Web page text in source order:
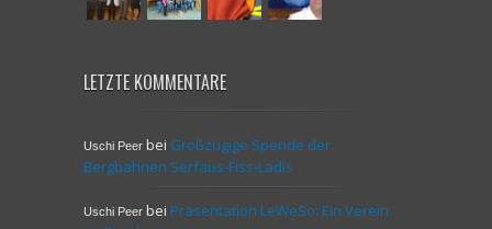
LETZTE KOMMENTARE
Uschi Peerbei Großzügige Spende der
Bergbahnen Serfaus-Fiss-Ladis
Uschi Peerbei Präsentation LeWeSo: Ein Verein